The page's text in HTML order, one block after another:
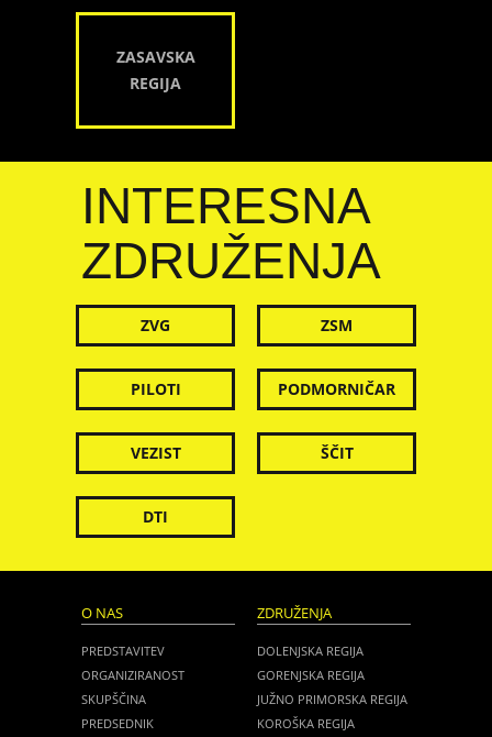
ZASAVSKA
REGIJA
INTERESNA
ZDRUŽENJA
ZVG ZSM
PILOTI PODMORNIČAR
VEZIST ŠČIT
DTI
O NAS
PREDSTAVITEV
ORGANIZIRANOST
SKUPŠČINA
PREDSEDNIK
ZDRUŽENJA
DOLENJSKA REGIJA
GORENJSKA REGIJA
JUŽNO PRIMORSKA REGIJA
KOROŠKA REGIJA